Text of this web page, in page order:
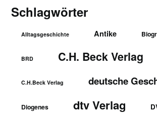
Schlagwörter
Alltagsgeschichte Antike
BRD C.H. Beck Verlag
C.H.Beck Verlag deutsche
Diogenes dtv Verlag